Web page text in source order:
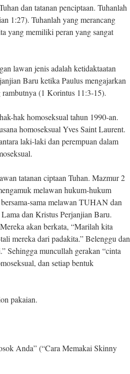
dan tatanan penciptaan. Tuhanlah
1:27). Tuhanlah yang merancang
yang memiliki peran yang sangat
lawan jenis adalah ketidaktaatan
Baru ketika Paulus mengajarkan
rambutnya (1 Korintus 11:3-15).
hak homoseksual tahun 1990-an.
homoseksual Yves Saint Laurent.
laki-laki dan perempuan dalam
tatanan ciptaan Tuhan. Mazmur 2
melawan hukum-hukum
sama melawan TUHAN dan
dan Kristus Perjanjian Baru.
akan berkata, “Marilah kita
mereka dari padakita.” Belenggu dan
Sehingga muncullah gerakan “cinta
dan setiap bentuk
pakaian.
Anda” (“Cara Memakai Skinny